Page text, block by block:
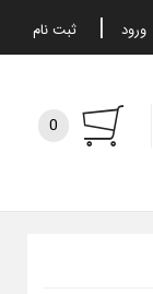
ورود | ثبت نام
0